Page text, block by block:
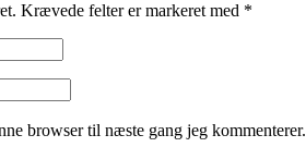
Krævede felter er markeret med *
browser til næste gang jeg kommenterer.